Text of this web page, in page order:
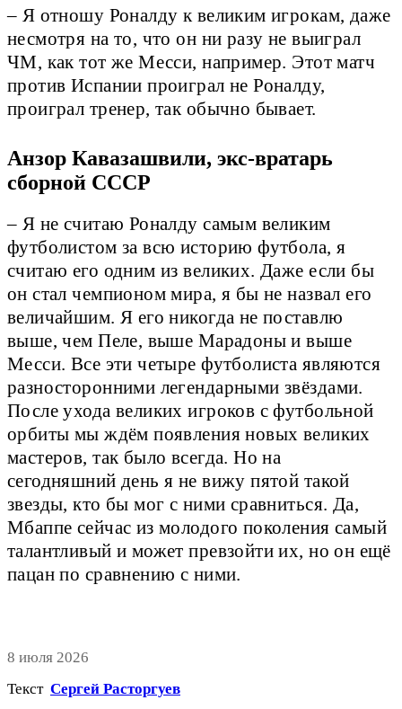
– Я отношу Роналду к великим игрокам, даже
несмотря на то, что он ни разу не выиграл
ЧМ, как тот же Месси, например. Этот матч
против Испании проиграл не Роналду,
проиграл тренер, так обычно бывает.
Анзор Кавазашвили, экс-вратарь
сборной СССР
– Я не считаю Роналду самым великим
футболистом за всю историю футбола, я
считаю его одним из великих. Даже если бы
он стал чемпионом мира, я бы не назвал его
величайшим. Я его никогда не поставлю
выше, чем Пеле, выше Марадоны и выше
Месси. Все эти четыре футболиста являются
разносторонними легендарными звёздами.
После ухода великих игроков с футбольной
орбиты мы ждём появления новых великих
мастеров, так было всегда. Но на
сегодняшний день я не вижу пятой такой
звезды, кто бы мог с ними сравниться. Да,
Мбаппе сейчас из молодого поколения самый
талантливый и может превзойти их, но он ещё
пацан по сравнению с ними.
8 июля 2026
Текст Сергей Расторгуев